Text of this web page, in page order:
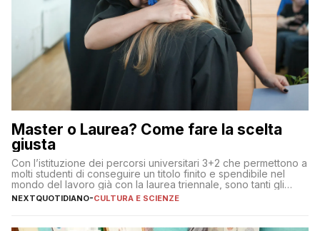
Master o Laurea? Come fare la scelta
giusta
Con l’istituzione dei percorsi universitari 3+2 che permettono a
molti studenti di conseguire un titolo finito e spendibile nel
mondo del lavoro già con la laurea triennale, sono tanti gli
interrogativi che si pongono gli studenti una volta raggiunto
l’obiettivo di primo livello
NEXTQUOTIDIANO-CULTURA E SCIENZE